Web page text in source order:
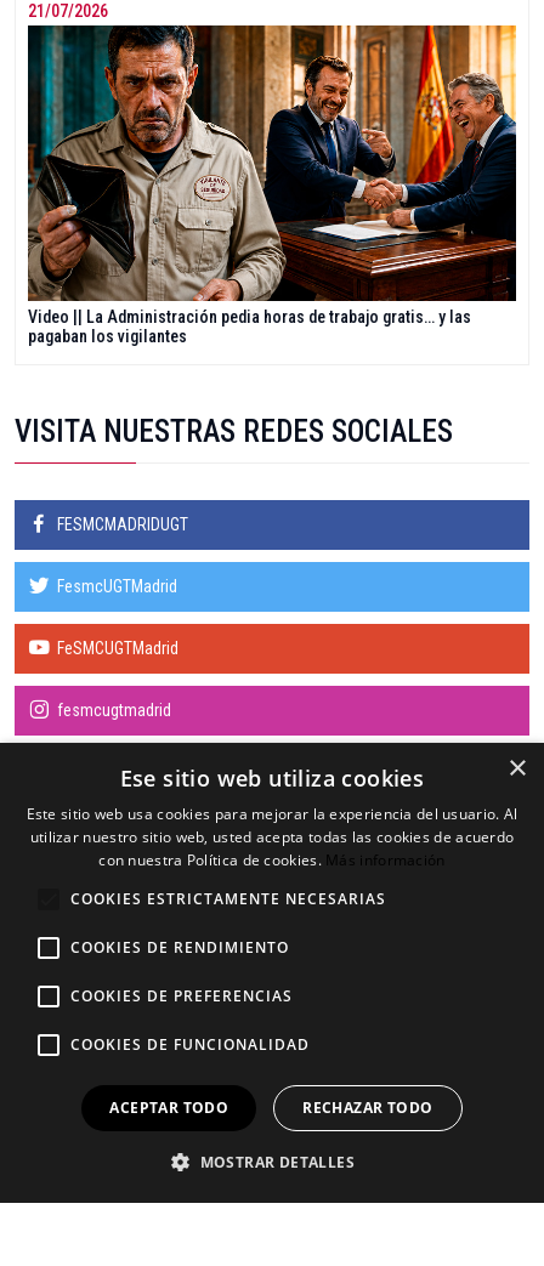
21/07/2026
Video || La Administración pedia horas de trabajo gratis… y las
pagaban los vigilantes
VISITA NUESTRAS REDES SOCIALES
FESMCMADRIDUGT
FesmcUGTMadrid
FeSMCUGTMadrid
fesmcugtmadrid
Aviso Legal
Política de cookies
Afíliate
×
Ese sitio web utiliza cookies
Este sitio web usa cookies para mejorar la experiencia del usuario. Al
utilizar nuestro sitio web, usted acepta todas las cookies de acuerdo
con nuestra Política de cookies. Más información
COOKIES ESTRICTAMENTE NECESARIAS
COOKIES DE RENDIMIENTO
COOKIES DE PREFERENCIAS
COOKIES DE FUNCIONALIDAD
ACEPTAR TODO RECHAZAR TODO
MOSTRAR DETALLES